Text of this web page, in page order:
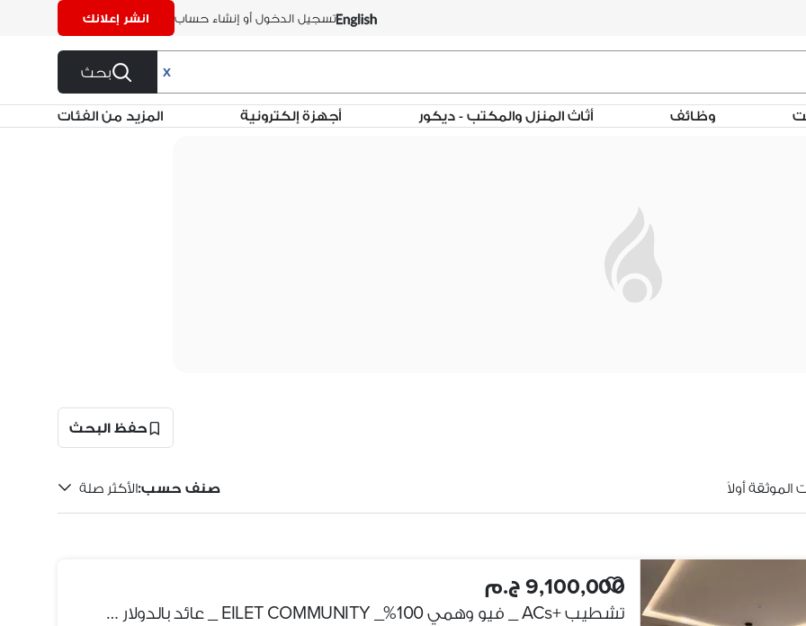
تسجيل الدخول أو إنشاء حساب انشر إعلانك
X بحث
وظائف أثاث المنزل والمكتب - ديكور أجهزة إلكترونية المزيد من الفئات
حفظ البحث
أولاً صنف حسب:الأكثر صلة
9,100,000 ج.م
تشطيب +ACs _ فيو وهمي 100%_ EILET COMMUNITY _ عائد بالدولار _ شقه للبيع في ماريوت ريزيدنس في هليوبوليس دقايق ل فندق كمبنسكي & مدينتي & مطار القاهره